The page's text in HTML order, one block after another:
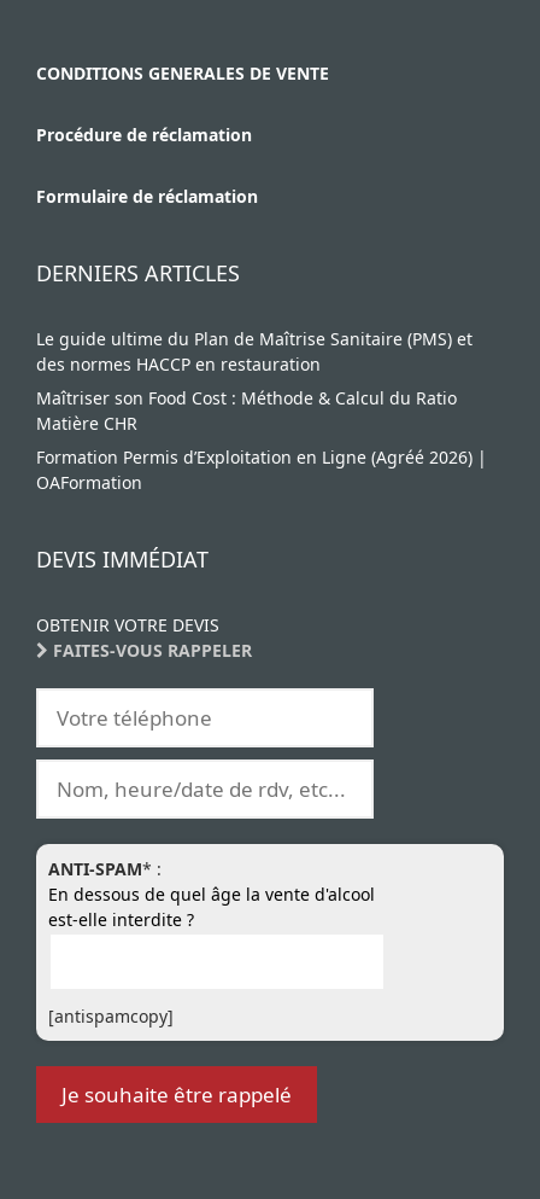
CONDITIONS GENERALES DE VENTE
Procédure de réclamation
Formulaire de réclamation
DERNIERS ARTICLES
Le guide ultime du Plan de Maîtrise Sanitaire (PMS) et
des normes HACCP en restauration
Maîtriser son Food Cost : Méthode & Calcul du Ratio
Matière CHR
Formation Permis d’Exploitation en Ligne (Agréé 2026) |
OAFormation
DEVIS IMMÉDIAT
OBTENIR VOTRE DEVIS
FAITES-VOUS RAPPELER
ANTI-SPAM* :
En dessous de quel âge la vente d'alcool
est-elle interdite ?
[antispamcopy]